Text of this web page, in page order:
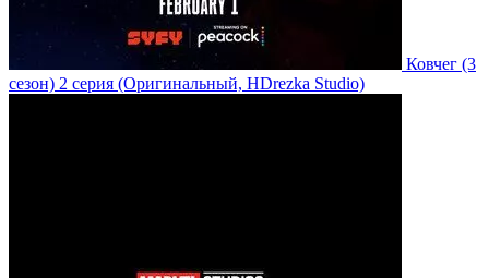
Ковчег (3
сезон) 2 серия (Оригинальный, HDrezka Studio)